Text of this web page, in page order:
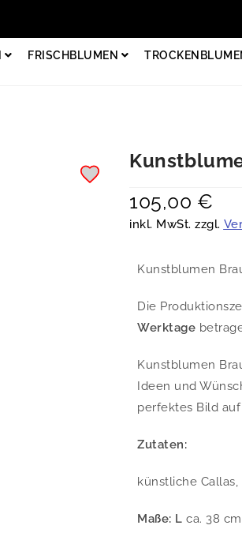
FRISCHBLUMEN
105,00 €
inkl. MwSt. zzgl.
Kunstblumen
Die
Werktage
Kunstblumen
Ideen und
perfektes Bild
Zutaten:
künstliche
Maße: L ca. 38